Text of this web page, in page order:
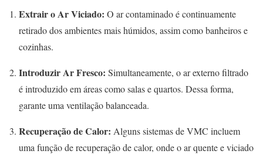
Extrair o Ar Viciado: O ar contaminado é continuamente
retirado dos ambientes mais húmidos, assim como banheiros e
cozinhas.
Introduzir Ar Fresco: Simultaneamente, o ar externo filtrado
é introduzido em áreas como salas e quartos. Dessa forma,
garante uma ventilação balanceada.
Recuperação de Calor: Alguns sistemas de VMC incluem
uma função de recuperação de calor, onde o ar quente e viciado